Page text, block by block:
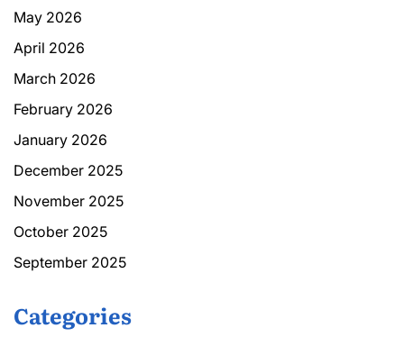
May 2026
April 2026
March 2026
February 2026
January 2026
December 2025
November 2025
October 2025
September 2025
Categories